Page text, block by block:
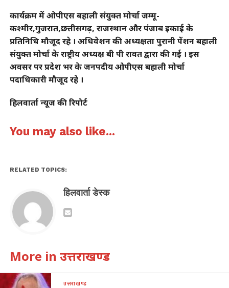
कार्यक्रम में ओपीएस बहाली संयुक्त मोर्चा जम्मू-
कश्मीर,गुजरात,छत्तीसगढ़, राजस्थान और पंजाब इकाई के
प्रतिनिधि मौजूद रहे । अधिवेशन की अध्यक्षता पुरानी पेंशन बहाली
संयुक्त मोर्चा के राष्ट्रीय अध्यक्ष बी पी रावत द्वारा की गई । इस
अवसर पर प्रदेश भर के जनपदीय ओपीएस बहाली मोर्चा
पदाधिकारी मौजूद रहे ।
हिलवार्ता न्यूज की रिपोर्ट
You may also like...
RELATED TOPICS:
हिलवार्ता डेस्क
More in उत्तराखण्ड
उत्तराखण्ड